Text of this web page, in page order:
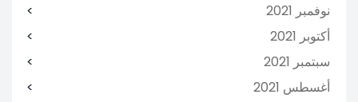
نوفمبر 2021
أكتوبر 2021
سبتمبر 2021
أغسطس 2021